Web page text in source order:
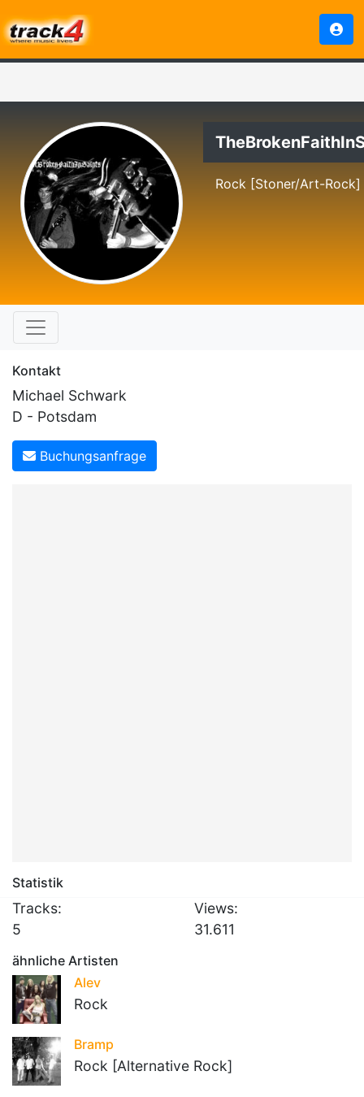
Rock [Stoner/Art-Rock]
Kontakt
Michael Schwark
D - Potsdam
Buchungsanfrage
Statistik
Tracks:
5
Views:
31.611
ähnliche Artisten
Alev
Rock
Bramp
Rock [Alternative Rock]